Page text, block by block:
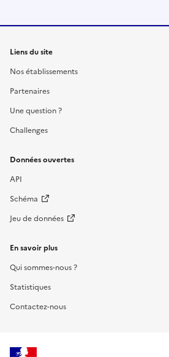
Liens du site
Nos établissements
Partenaires
Une question ?
Challenges
Données ouvertes
API
Schéma
Jeu de données
En savoir plus
Qui sommes-nous ?
Statistiques
Contactez-nous